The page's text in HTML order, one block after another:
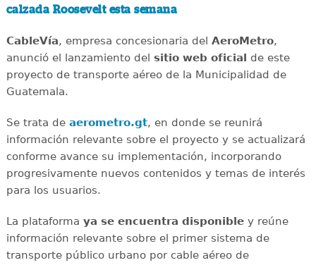
calzada Roosevelt esta semana
CableVía, empresa concesionaria del AeroMetro,
anunció el lanzamiento del sitio web oficial de este
proyecto de transporte aéreo de la Municipalidad de
Guatemala.
Se trata de aerometro.gt, en donde se reunirá
información relevante sobre el proyecto y se actualizará
conforme avance su implementación, incorporando
progresivamente nuevos contenidos y temas de interés
para los usuarios.
La plataforma ya se encuentra disponibley reúne
información relevante sobre el primer sistema de
transporte público urbano por cable aéreo de